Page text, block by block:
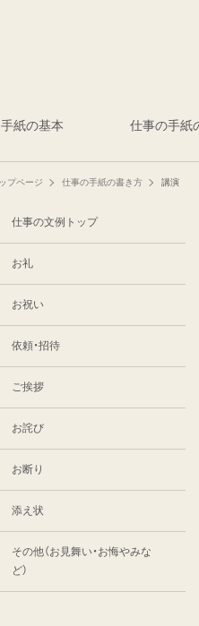
手紙の基本 仕事の手紙
プページ 仕事の手紙の書き方 講演
仕事の文例トップ
お礼
お祝い
依頼・招待
ご挨拶
お詫び
お断り
添え状
その他（お見舞い・お悔やみな
ど）